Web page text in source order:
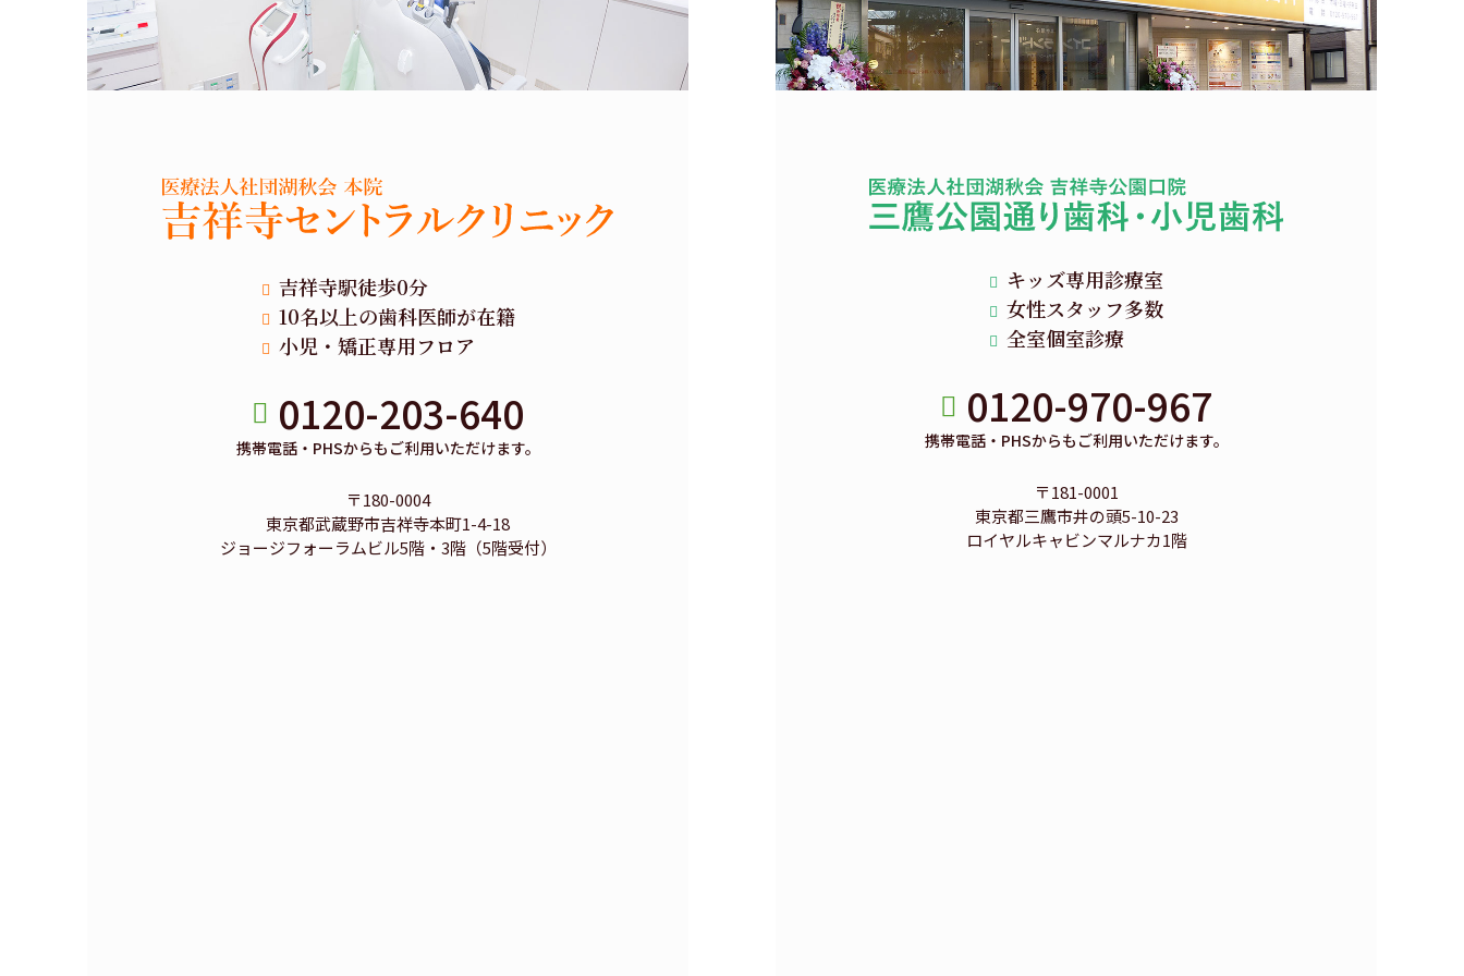
吉祥寺駅徒歩0分
10名以上の歯科医師が在籍
小児・矯正専用フロア
0120-203-640
携帯電話・PHSからもご利用いただけます。
〒180-0004
東京都武蔵野市吉祥寺本町1-4-18
ジョージフォーラムビル5階・3階（5階受付）
キッズ専用診療室
女性スタッフ多数
全室個室診療
0120-970-967
携帯電話・PHSからもご利用いただけます。
〒181-0001
東京都三鷹市井の頭5-10-23
ロイヤルキャビンマルナカ1階